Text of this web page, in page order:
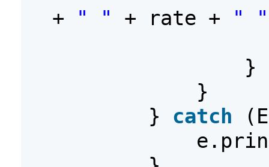
+ " " + rate + " "
}
}
} catch